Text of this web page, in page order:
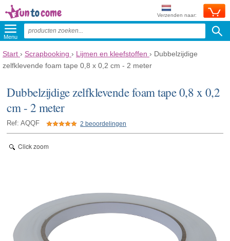
Verzenden naar:
Menu
Start › Scrapbooking › Lijmen en kleefstoffen › Dubbelzijdige
zelfklevende foam tape 0,8 x 0,2 cm - 2 meter
Dubbelzijdige zelfklevende foam tape 0,8 x 0,2
cm - 2 meter
Ref: AQQF 2 beoordelingen
Click zoom